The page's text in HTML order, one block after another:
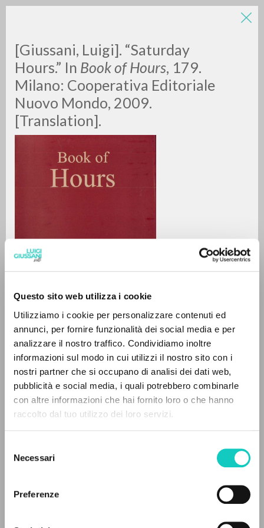
Questo sito web utilizza i cookie
Utilizziamo i cookie per personalizzare contenuti ed
annunci, per fornire funzionalità dei social media e per
analizzare il nostro traffico. Condividiamo inoltre
informazioni sul modo in cui utilizzi il nostro sito con i
nostri partner che si occupano di analisi dei dati web,
pubblicità e social media, i quali potrebbero combinarle
con altre informazioni che hai fornito loro o che hanno
raccolto dal tuo utilizzo dei loro servizi.
delNecessari
Preferenze
[Giussani, Luigi]. “Saturday
Hours.” In Book of Hours, 179.
Milano: Cooperativa Editoriale
Nuovo Mondo, 2009.
[Translation].
Gagliotti B.Curator
Giussani LuigiAuthor
Murphy Amanda Curator
Cooperativa Editoriale Nuovo Mondo
2009
Pages: 1
LUIGI
GIUSSANI
0RESULTS FOUND
MORE RESULTS